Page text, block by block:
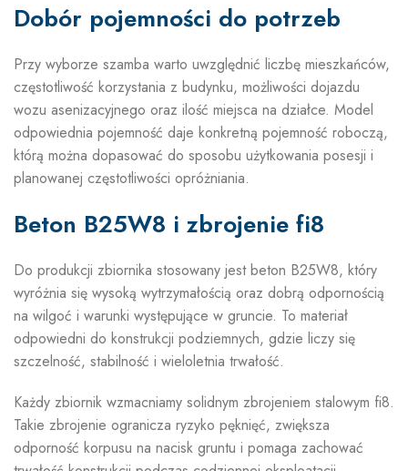
Dobór pojemności do potrzeb
Przy wyborze szamba warto uwzględnić liczbę mieszkańców,
częstotliwość korzystania z budynku, możliwości dojazdu
wozu asenizacyjnego oraz ilość miejsca na działce. Model
odpowiednia pojemność daje konkretną pojemność roboczą,
którą można dopasować do sposobu użytkowania posesji i
planowanej częstotliwości opróżniania.
Beton B25W8 i zbrojenie fi8
Do produkcji zbiornika stosowany jest beton B25W8, który
wyróżnia się wysoką wytrzymałością oraz dobrą odpornością
na wilgoć i warunki występujące w gruncie. To materiał
odpowiedni do konstrukcji podziemnych, gdzie liczy się
szczelność, stabilność i wieloletnia trwałość.
Każdy zbiornik wzmacniamy solidnym zbrojeniem stalowym fi8.
Takie zbrojenie ogranicza ryzyko pęknięć, zwiększa
odporność korpusu na nacisk gruntu i pomaga zachować